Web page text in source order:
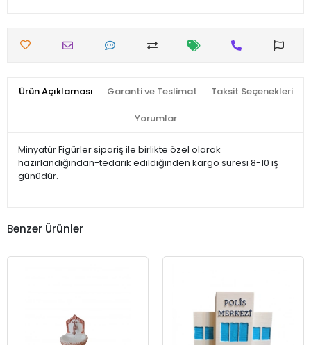
Ürün Açıklaması Garanti ve Teslimat Taksit Seçenekleri
Yorumlar
Minyatür Figürler sipariş ile birlikte özel olarak
hazırlandığından-tedarik edildiğinden kargo süresi 8-10 iş
günüdür.
Benzer Ürünler